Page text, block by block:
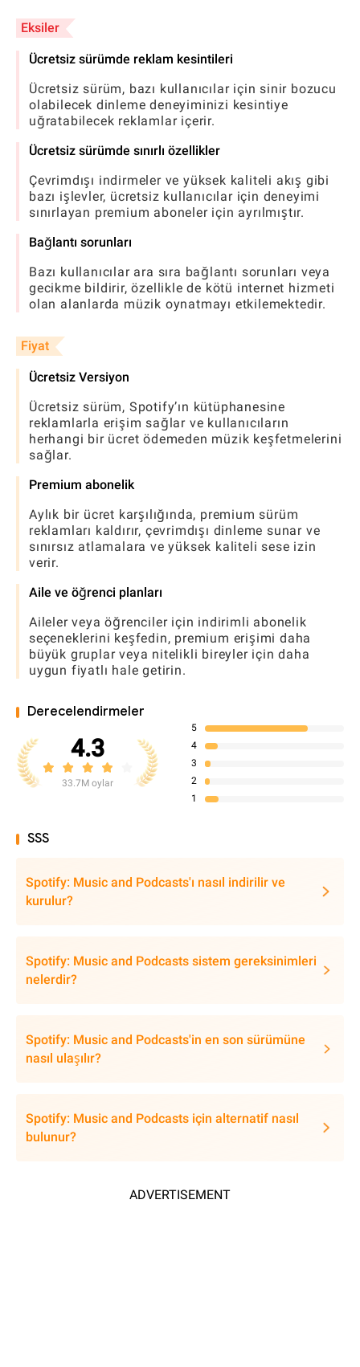
Eksiler
Ücretsiz sürümde reklam kesintileri
Ücretsiz sürüm, bazı kullanıcılar için sinir bozucu
olabilecek dinleme deneyiminizi kesintiye
uğratabilecek reklamlar içerir.
Ücretsiz sürümde sınırlı özellikler
Çevrimdışı indirmeler ve yüksek kaliteli akış gibi
bazı işlevler, ücretsiz kullanıcılar için deneyimi
sınırlayan premium aboneler için ayrılmıştır.
Bağlantı sorunları
Bazı kullanıcılar ara sıra bağlantı sorunları veya
gecikme bildirir, özellikle de kötü internet hizmeti
olan alanlarda müzik oynatmayı etkilemektedir.
Fiyat
Ücretsiz Versiyon
Ücretsiz sürüm, Spotify’ın kütüphanesine
reklamlarla erişim sağlar ve kullanıcıların
herhangi bir ücret ödemeden müzik keşfetmelerini
sağlar.
Premium abonelik
Aylık bir ücret karşılığında, premium sürüm
reklamları kaldırır, çevrimdışı dinleme sunar ve
sınırsız atlamalara ve yüksek kaliteli sese izin
verir.
Aile ve öğrenci planları
Aileler veya öğrenciler için indirimli abonelik
seçeneklerini keşfedin, premium erişimi daha
büyük gruplar veya nitelikli bireyler için daha
uygun fiyatlı hale getirin.
Derecelendirmeler
4.3
33.7M oylar
5
4
3
2
1
SSS
Spotify: Music and Podcasts'ı nasıl indirilir ve
kurulur?
Spotify: Music and Podcasts sistem gereksinimleri
nelerdir?
Spotify: Music and Podcasts'in en son sürümüne
nasıl ulaşılır?
Spotify: Music and Podcasts için alternatif nasıl
bulunur?
ADVERTISEMENT